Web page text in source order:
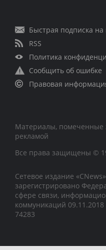
Быстрая подписка на
RSS
Политика
Сообщить об ошибке
Правовая
Материалы, помеченные
рекламой
Все права защищены ©
Сетевое издание
зарегистрировано
сфере связи,
коммуникаций
74283